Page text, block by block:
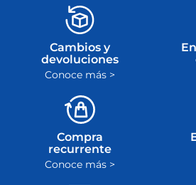
Cambios y
devoluciones
Conoce más >
Compra
recurrente
Conoce más >